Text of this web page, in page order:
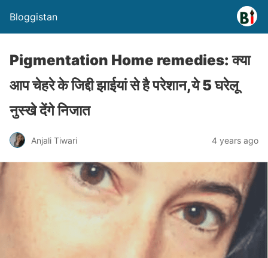
Bloggistan
Pigmentation Home remedies: क्या
आप चेहरे के जिद्दी झाईयां से है परेशान,ये 5 घरेलू
नुस्खे देंगे निजात
Anjali Tiwari 4 years ago